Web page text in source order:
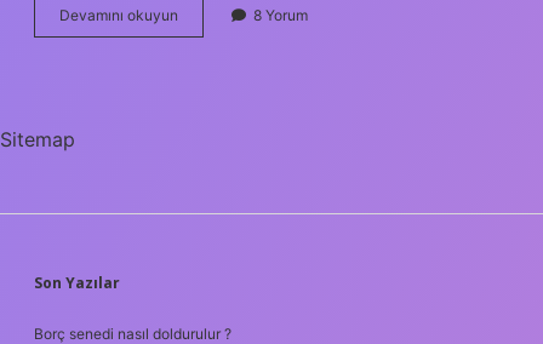
Devamını okuyun
Çiçeği
8 Yorum
Sitemap
SIDEBAR
Son Yazılar
Borç senedi nasıl doldurulur ?